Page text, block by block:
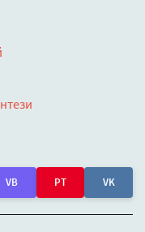
VB PT VK